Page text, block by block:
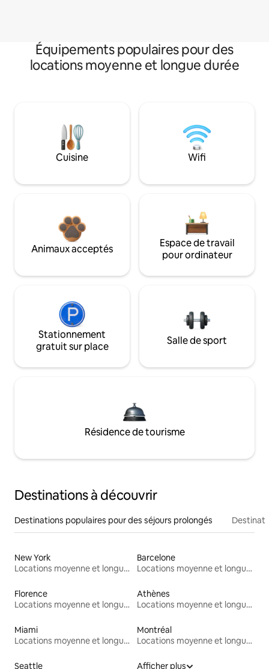
Équipements populaires pour des
locations moyenne et longue durée
Cuisine Wifi
Animaux acceptés
Espace de travail
pour ordinateur
Stationnement
gratuit sur place
Salle de sport
Résidence de tourisme
Destinations à découvrir
Destinations populaires pour des séjours prolongés
New York
Locations moyenne et longue durée
Barcelone
Locations moyenne et longue durée
Florence
Locations moyenne et longue durée
Athènes
Locations moyenne et longue durée
Miami
Locations moyenne et longue durée
Montréal
Locations moyenne et longue durée
Seattle Afficher plus